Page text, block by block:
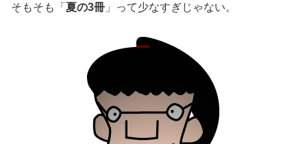
そもそも「 夏の3冊 」って少なすぎじゃない。